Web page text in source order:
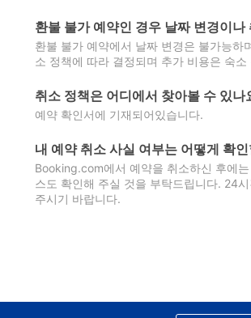
환불 불가 예약인 경우 날짜 변경이나
환불 불가 예약에서 날짜 변경은 불가능
소 정책에 따라 결정되며 추가 비용은 숙
취소 정책은 어디에서 찾아볼 수 있나
예약 확인서에 기재되어있습니다.
내 예약 취소 사실 여부는 어떻게 확
Booking.com에서 예약을 취소하신 후에
스도 확인해 주실 것을 부탁드립니다. 24
주시기 바랍니다.